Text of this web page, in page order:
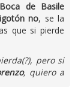
Boca de Basile
no, se la
que si pierde
pero si
, quiero a